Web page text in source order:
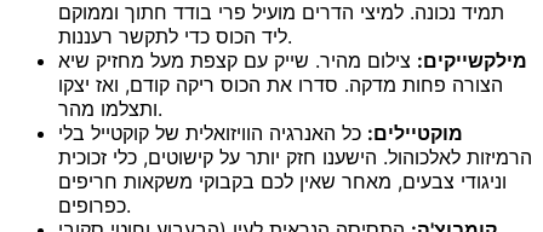
תמיד נכונה. למיצי הדרים מועיל פרי בודד חתוך וממוקם
ליד הכוס כדי לתקשר רעננות.
מילקשייקים: צילום מהיר. שייק עם קצפת מעל מחזיק שיא
הצורה פחות מדקה. סדרו את הכוס ריקה קודם, ואז יצקו
ותצלמו מהר.
מוקטיילים: כל האנרגיה הוויזואלית של קוקטייל בלי
הרמיזות לאלכוהול. הישענו חזק יותר על קישוטים, כלי זכוכית
וניגודי צבעים, מאחר שאין לכם בקבוקי משקאות חריפים
כפרופים.